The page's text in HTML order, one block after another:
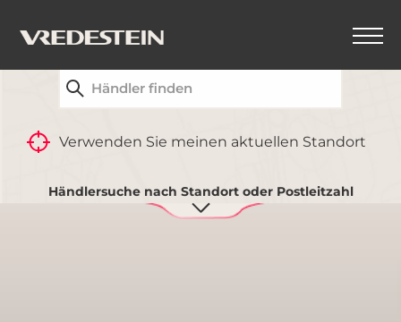
VREDESTEIN-HÄNDLER
Verwenden Sie meinen aktuellen Standort
Händlersuche nach Standort oder Postleitzahl
ZURÜCK